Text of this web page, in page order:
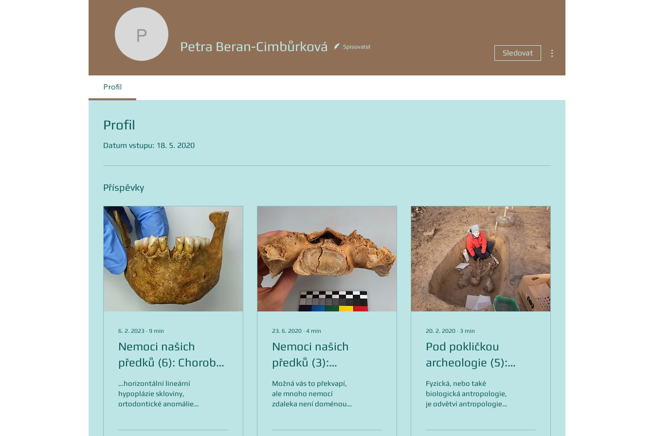
Petra Beran-Cimbůrková
Petra Beran-Cimbůrková Spisovatel
Sledovat
Profil
Profil
Datum vstupu: 18. 5. 2020
Příspěvky
6. 2. 2023 ∙ 9 min
Nemoci našich
předků (6): Choroby
zubů a alveolů II –
Abraze,
paradentóza, zubní
kámen....
…horizontální lineární
hypoplázie skloviny,
ortodontické anomálie
23. 6. 2020 ∙ 4 min
Nemoci našich
předků (3):
Deformační
spondylóza
Možná vás to překvapí,
ale mnoho nemocí
zdaleka není doménou
20. 2. 2020 ∙ 3 min
Pod pokličkou
archeologie (5):
Metody fyzické
antropologie
Fyzická, nebo také
biologická antropologie,
je odvětví antropologie